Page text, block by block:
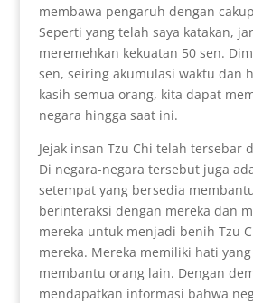
membawa pengaruh dengan
Seperti yang telah saya katakan,
meremehkan kekuatan 50 sen.
sen, seiring akumulasi waktu dan
kasih semua orang, kita dapat
negara hingga saat ini.
Jejak insan Tzu Chi telah tersebar
Di negara-negara tersebut juga
setempat yang bersedia
berinteraksi dengan mereka dan
mereka untuk menjadi benih Tzu
mereka. Mereka memiliki hati
membantu orang lain. Dengan
mendapatkan informasi bahwa